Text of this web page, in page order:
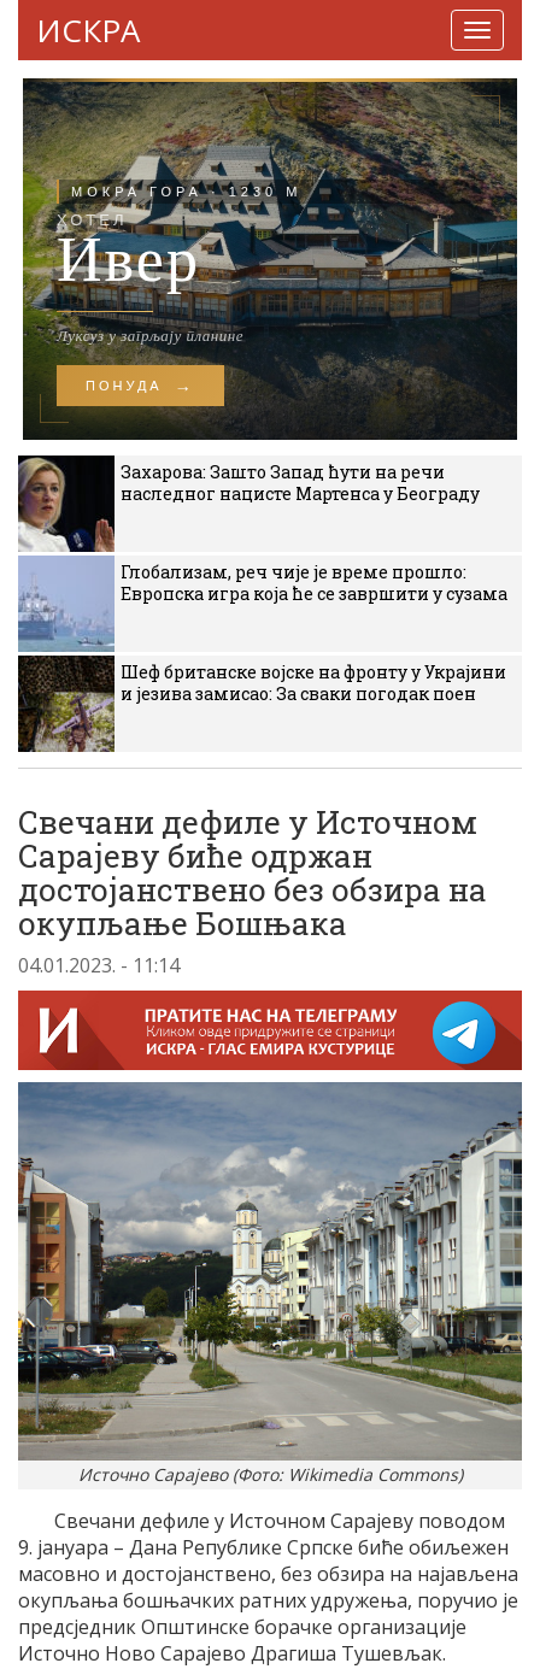
ИСКРА
Захарова: Зашто Запад ћути на речи
наследног нацисте Мартенса у Београду
Глобализам, реч чије је време прошло:
Европска игра која ће се завршити у сузама
Шеф британске војске на фронту у Украјини
и језива замисао: За сваки погодак поен
Свечани дефиле у Источном
Сарајеву биће одржан
достојанствено без обзира на
окупљање Бошњака
04.01.2023. - 11:14
Источно Сарајево (Фото: Wikimedia Commons)
Свечани дефиле у Источном Сарајеву поводом
9. јануара – Дана Републике Српске биће обиљежен
масовно и достојанствено, без обзира на најављена
окупљања бошњачких ратних удружења, поручио је
предсједник Општинске борачке организације
Источно Ново Сарајево Драгиша Тушевљак.